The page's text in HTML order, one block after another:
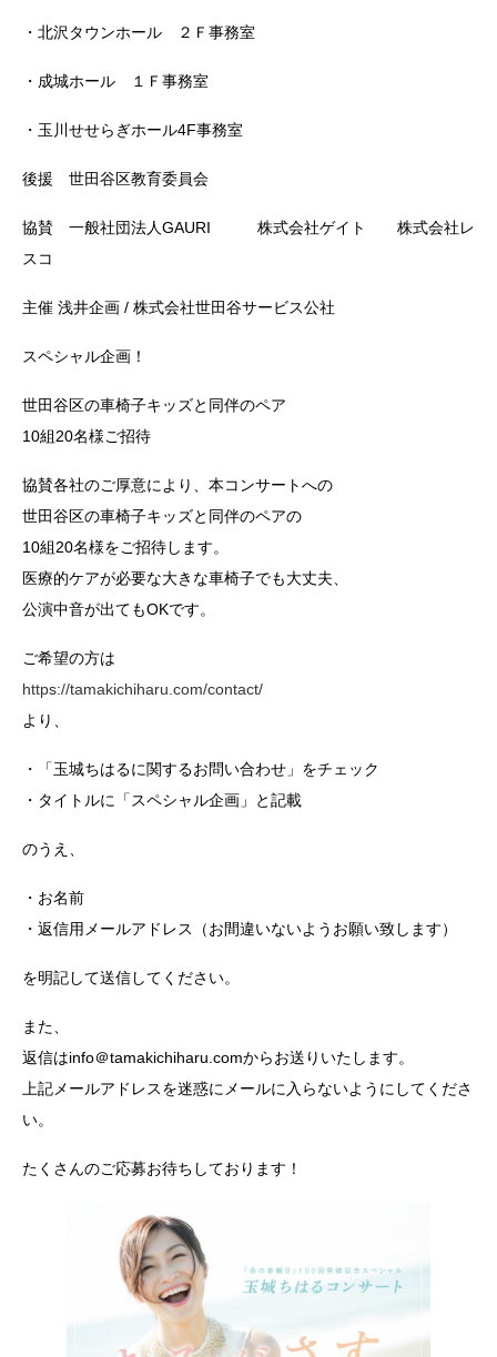
・北沢タウンホール ２Ｆ事務室
・成城ホール １Ｆ事務室
・玉川せせらぎホール4F事務室
後援 世田谷区教育委員会
協賛 一般社団法人GAURI 株式会社ゲイト 株式会社レ
スコ
主催 浅井企画 / 株式会社世田谷サービス公社
スペシャル企画！
世田谷区の車椅子キッズと同伴のペア
10組20名様ご招待
協賛各社のご厚意により、本コンサートへの
世田谷区の車椅子キッズと同伴のペアの
10組20名様をご招待します。
医療的ケアが必要な大きな車椅子でも大丈夫、
公演中音が出てもOKです。
ご希望の方は
https://tamakichiharu.com/contact/
より、
・「玉城ちはるに関するお問い合わせ」をチェック
・タイトルに「スペシャル企画」と記載
のうえ、
・お名前
・返信用メールアドレス（お間違いないようお願い致します）
を明記して送信してください。
また、
返信はinfo＠tamakichiharu.comからお送りいたします。
上記メールアドレスを迷惑にメールに入らないようにしてくださ
い。
たくさんのご応募お待ちしております！